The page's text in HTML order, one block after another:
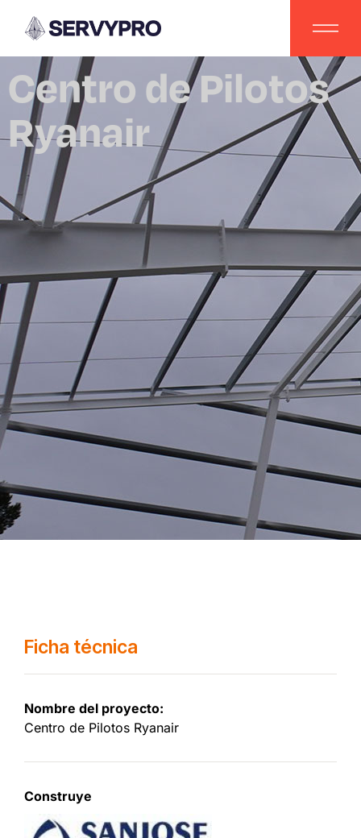
Centro de Pilotos
Ryanair
Ficha técnica
Nombre del proyecto:
Centro de Pilotos Ryanair
Construye